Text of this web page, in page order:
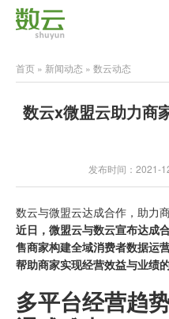
首页 » 新闻动态 » 数云动态
数云x微盟云助力商
发布时间：2021-
数云与微盟云达成合作，助力
近日，微盟云与数云宣布达成
售商家构建全域消费者数据运
帮助商家实现经营效益与业绩的
多平台经营趋